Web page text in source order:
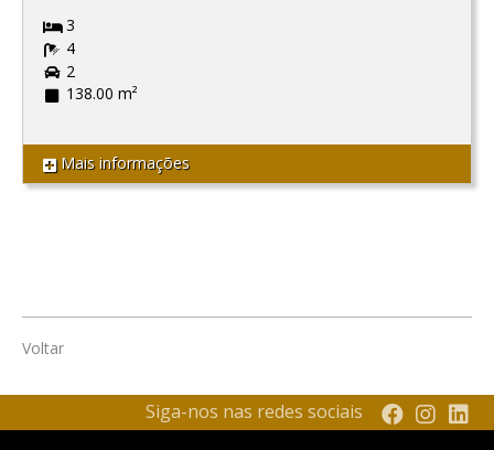
3
4
2
138.00 m²
Mais informações
Voltar
Siga-nos nas redes sociais